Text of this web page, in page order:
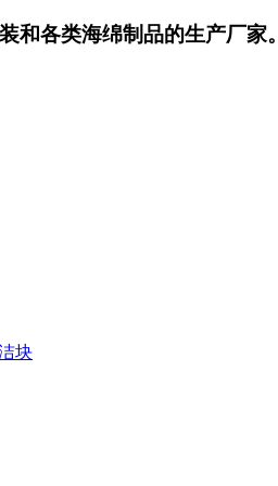
和各类海绵制品的生产厂家。
块